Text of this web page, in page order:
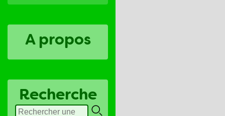
A propos
Recherche